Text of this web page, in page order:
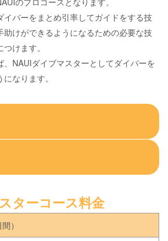
イバーをまとめ引率してガイドをする技
助けができるようになるための必要な技
けます。
、NAUIダイブマスターとしてダイバーを
なります。
ターコース料金
）